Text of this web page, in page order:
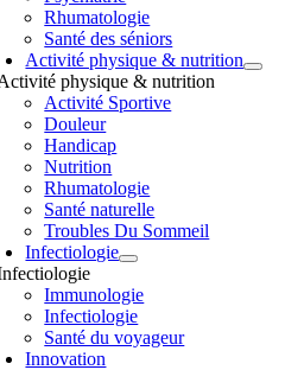
Rhumatologie
Santé des séniors
Activité physique & nutrition
physique & nutrition
Activité Sportive
Douleur
Handicap
Nutrition
Rhumatologie
Santé naturelle
Troubles Du Sommeil
Infectiologie
Immunologie
Infectiologie
Santé du voyageur
Innovation